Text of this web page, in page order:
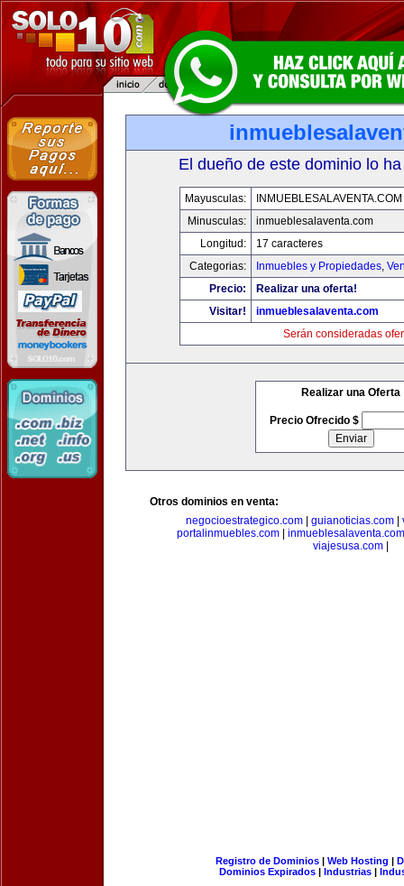
El dueño de este dominio lo
Mayusculas:
INMUEBLESALAVENTA.COM
Minusculas:
inmueblesalaventa.com
Longitud:
17 caracteres
Categorias:
Inmuebles y Propiedades,
Precio:
Realizar una oferta!
Visitar!
inmueblesalaventa.com
Serán consideradas
Realizar una Oferta
Precio Ofrecido $
Otros dominios en venta:
negocioestrategico.com| guianoticias.com|
portalinmuebles.com
inmueblesalaventa.com
viajesusa.com
Registro de Dominios| Web Hosting |
Dominios Expirados | Industrias |